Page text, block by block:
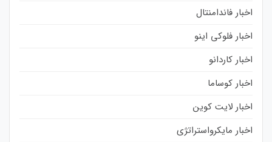
اخبار فاندامنتال
اخبار فلوکی اینو
اخبار کاردانو
اخبار کوساما
اخبار لایت کوین
اخبار مایکرواستراتژی